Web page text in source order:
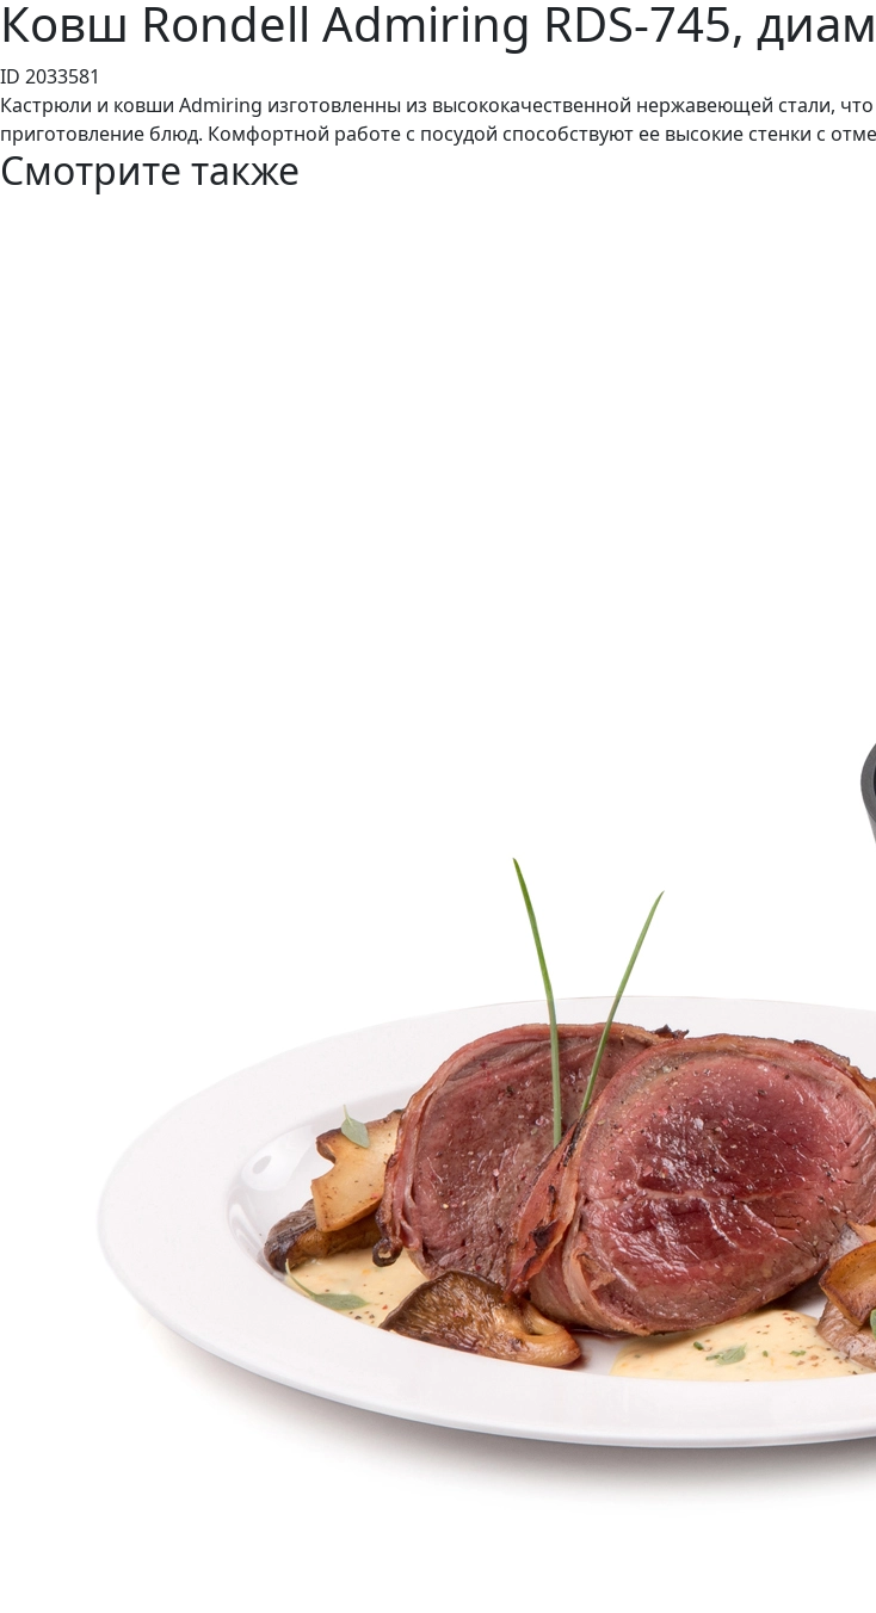
Ковш Rondell Admiring RDS-745,
ID 2033581
Кастрюли и ковши Admiring изготовленны из высококачественной нержавеющей стали,
приготовление блюд. Комфортной работе с посудой способствуют ее высокие стенки с
Смотрите также